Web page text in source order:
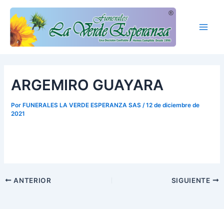
contenido
ARGEMIRO GUAYARA
Por FUNERALES LA VERDE ESPERANZA SAS/12 de diciembre de
2021
ANTERIOR SIGUIENTE